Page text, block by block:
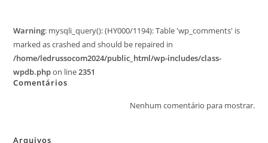
Warning: mysqli_query(): (HY000/1194): Table 'wp_comments' is
marked as crashed and should be repaired in
/home/ledrussocom2024/public_html/wp-includes/class-
wpdb.phpon line2351
Comentários
Nenhum comentário para mostrar.
Arquivos